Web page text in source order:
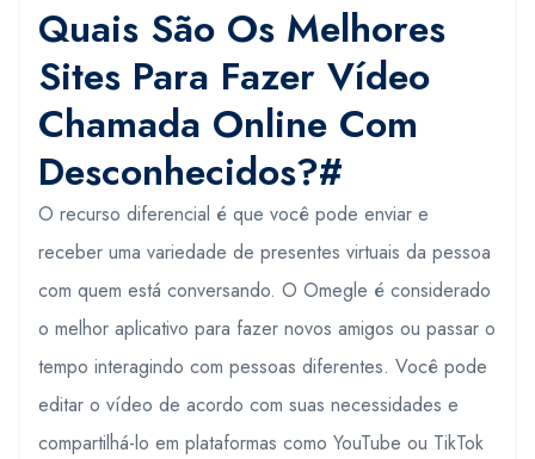
Quais São Os Melhores
Sites Para Fazer Vídeo
Chamada Online Com
Desconhecidos?#
O recurso diferencial é que você pode enviar e
receber uma variedade de presentes virtuais da pessoa
com quem está conversando. O Omegle é considerado
o melhor aplicativo para fazer novos amigos ou passar o
tempo interagindo com pessoas diferentes. Você pode
editar o vídeo de acordo com suas necessidades e
compartilhá-lo em plataformas como YouTube ou TikTok